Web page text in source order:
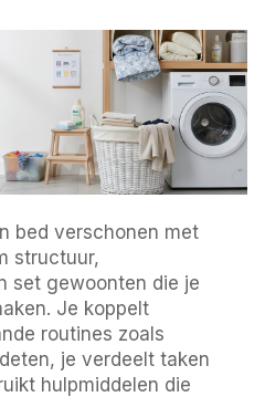
bed verschonen met
structuur,
set gewoonten die je
Je koppelt
routines zoals
je verdeelt taken
hulpmiddelen die